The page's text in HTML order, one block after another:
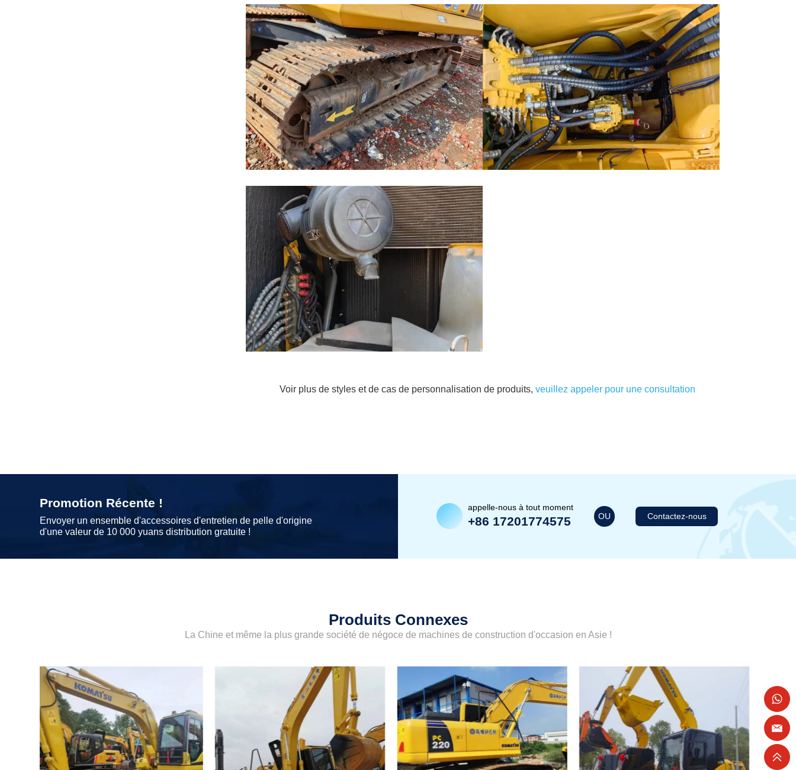
Voir plus de styles et de cas de personnalisation de produits, veuillez appeler pour une consultation
Promotion Récente !
Envoyer un ensemble d'accessoires d'entretien de pelle d'origine
d'une valeur de 10 000 yuans distribution gratuite !
appelle-nous à tout moment
+86 17201774575 OU Contactez-nous
Produits Connexes
La Chine et même la plus grande société de négoce de machines de construction d'occasion en Asie !